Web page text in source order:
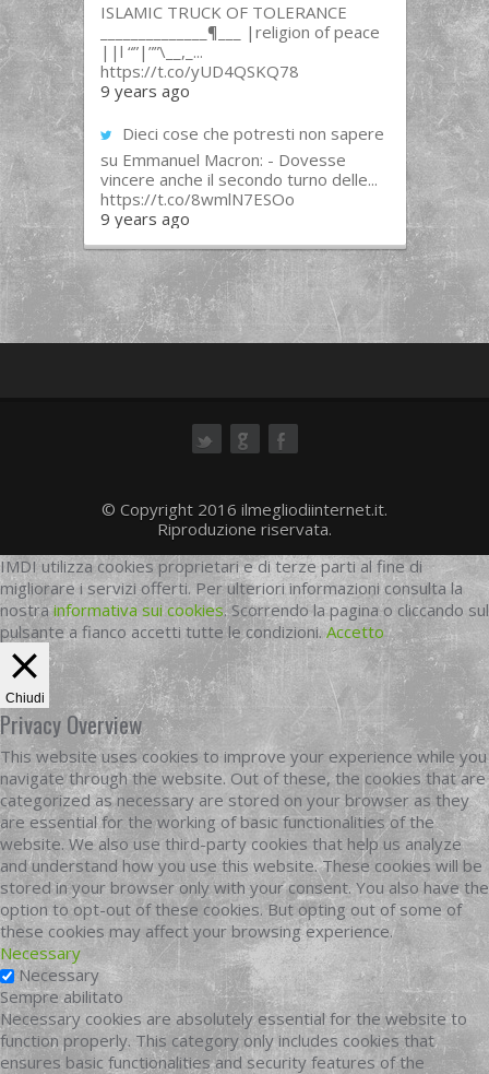
ISLAMIC TRUCK OF TOLERANCE
______________¶___ |religion of peace
||l “”|””\__,_...
https://t.co/yUD4QSKQ78
9 years ago
Dieci cose che potresti non sapere
su Emmanuel Macron: - Dovesse
vincere anche il secondo turno delle...
https://t.co/8wmlN7ESOo
9 years ago
© Copyright 2016 ilmegliodiinternet.it.
Riproduzione riservata.
IMDI utilizza cookies proprietari e di terze parti al fine di
migliorare i servizi offerti. Per ulteriori informazioni consulta la
nostrainformativa sui cookies. Scorrendo la pagina o cliccando sul
pulsante a fianco accetti tutte le condizioni.Accetto
Chiudi
Privacy Overview
This website uses cookies to improve your experience while you
navigate through the website. Out of these, the cookies that are
categorized as necessary are stored on your browser as they
are essential for the working of basic functionalities of the
website. We also use third-party cookies that help us analyze
and understand how you use this website. These cookies will be
stored in your browser only with your consent. You also have the
option to opt-out of these cookies. But opting out of some of
these cookies may affect your browsing experience.
Necessary
Necessary
Sempre abilitato
Necessary cookies are absolutely essential for the website to
function properly. This category only includes cookies that
ensures basic functionalities and security features of the